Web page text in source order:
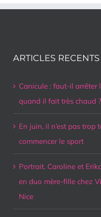
ARTICLES RECENTS
Canicule : faut-il arrêter
quand il fait très chaud ?
En juin, il n’est pas trop
commencer le sport
Portrait. Caroline et
en duo mère-fille chez
Nice